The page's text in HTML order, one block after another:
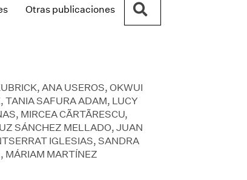
Otras publicaciones
ANA USEROS, OKWUI
TANIA SAFURA ADAM, LUCY
MIRCEA CÃRTÃRESCU,
SÁNCHEZ MELLADO, JUAN
IGLESIAS, SANDRA
MÁRIAM MARTÍNEZ